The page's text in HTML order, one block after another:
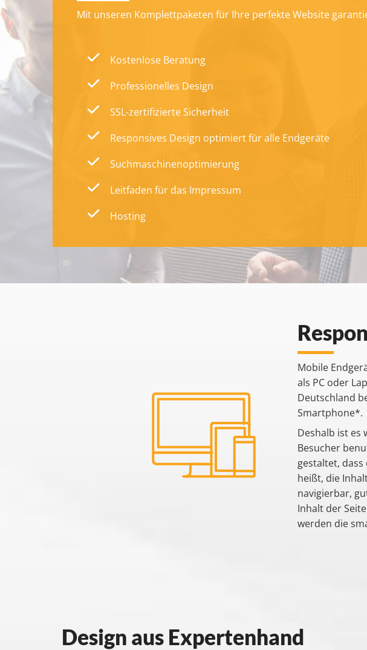
Mit unseren Komplettpaketen für Ihre perfekte Website
Kostenlose Beratung
Professionelles Design
SSL-zertifizierte Sicherheit
Responsives Design optimiert für alle Endgeräte
Suchmaschinenoptimierung
Leitfaden für das Impressum
Hosting
Mobile
als PC oder
Deutschland
Smartphone*.
Deshalb ist es
Besucher
gestaltet, dass
heißt, die
navigierbar,
Inhalt der
werden die
Design aus Expertenhand